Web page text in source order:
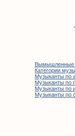
Вымышленные
Категории
Музыканты по
Музыканты по
Музыканты по
Музыканты по